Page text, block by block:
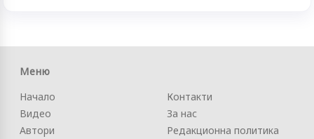
Меню
Начало
Видео
Автори
Контакти
За нас
Редакционна политика